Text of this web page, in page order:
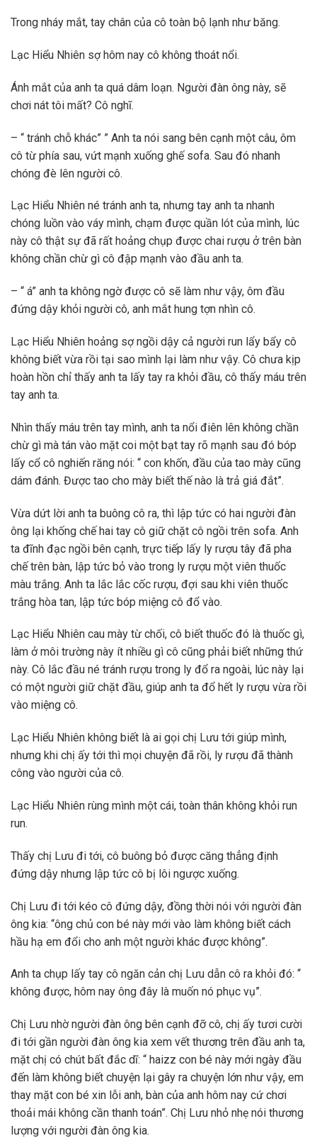
Trong nháy mắt, tay chân của cô toàn bộ lạnh như băng.
Lạc Hiểu Nhiên sợ hôm nay cô không thoát nổi.
Ánh mắt của anh ta quá dâm loạn. Người đàn ông này, sẽ
chơi nát tôi mất? Cô nghĩ.
– “ tránh chỗ khác” ” Anh ta nói sang bên cạnh một câu, ôm
cô từ phía sau, vứt mạnh xuống ghế sofa. Sau đó nhanh
chóng đè lên người cô.
Lạc Hiểu Nhiên né tránh anh ta, nhưng tay anh ta nhanh
chóng luồn vào váy mình, chạm được quần lót của mình, lúc
này cô thật sự đã rất hoảng chụp được chai rượu ở trên bàn
không chần chừ gì cô đập mạnh vào đầu anh ta.
– “ á” anh ta không ngờ được cô sẽ làm như vậy, ôm đầu
đứng dậy khỏi người cô, anh mắt hung tợn nhìn cô.
Lạc Hiểu Nhiên hoảng sợ ngồi dậy cả người run lẩy bẩy cô
không biết vừa rồi tại sao mình lại làm như vậy. Cô chưa kịp
hoàn hồn chỉ thấy anh ta lấy tay ra khỏi đầu, cô thấy máu trên
tay anh ta.
Nhìn thấy máu trên tay mình, anh ta nổi điên lên không chần
chừ gì mà tán vào mặt coi một bạt tay rõ mạnh sau đó bóp
lấy cổ cô nghiến răng nói: “ con khốn, đầu của tao mày cũng
dám đánh. Được tao cho mày biết thế nào là trả giá đắt”.
Vừa dứt lời anh ta buông cô ra, thì lập tức có hai người đàn
ông lại khống chế hai tay cô giữ chặt cô ngồi trên sofa. Anh
ta đĩnh đạc ngồi bên cạnh, trực tiếp lấy ly rượu tây đã pha
chế trên bàn, lập tức bỏ vào trong ly rượu một viên thuốc
màu trắng. Anh ta lắc lắc cốc rượu, đợi sau khi viên thuốc
trắng hòa tan, lập tức bóp miệng cô đổ vào.
Lạc Hiểu Nhiên cau mày từ chối, cô biết thuốc đó là thuốc gì,
làm ở môi trường này ít nhiều gì cô cũng phải biết những thứ
này. Cô lắc đầu né tránh rượu trong ly đổ ra ngoài, lúc này lại
có một người giữ chặt đầu, giúp anh ta đổ hết ly rượu vừa rồi
vào miệng cô.
Lạc Hiểu Nhiên không biết là ai gọi chị Lưu tới giúp mình,
nhưng khi chị ấy tới thì mọi chuyện đã rồi, ly rượu đã thành
công vào người của cô.
Lạc Hiểu Nhiên rùng mình một cái, toàn thân không khỏi run
run.
Thấy chị Lưu đi tới, cô buông bỏ được căng thẳng định
đứng dậy nhưng lập tức cô bị lôi ngược xuống.
Chị Lưu đi tới kéo cô đứng dậy, đồng thời nói với người đàn
ông kia: “ông chủ con bé này mới vào làm không biết cách
hầu hạ em đổi cho anh một người khác được không”.
Anh ta chụp lấy tay cô ngăn cản chị Lưu dẫn cô ra khỏi đó: “
không được, hôm nay ông đây là muốn nó phục vụ”.
Chị Lưu nhờ người đàn ông bên cạnh đỡ cô, chị ấy tươi cười
đi tới gần người đàn ông kia xem vết thương trên đầu anh ta,
mặt chị có chút bất đắc dĩ: “ haizz con bé này mới ngày đầu
đến làm không biết chuyện lại gây ra chuyện lớn như vậy, em
thay mặt con bé xin lỗi anh, bàn của anh hôm nay cứ chơi
thoải mái không cần thanh toán”. Chị Lưu nhỏ nhẹ nói thương
lượng với người đàn ông kia.